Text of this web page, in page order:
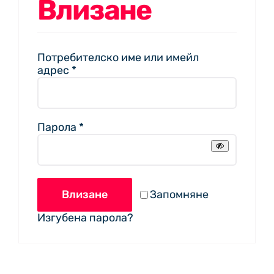
Влизане
Потребителско име или имейл
адрес *
Парола *
Запомняне
Влизане
Изгубена парола?